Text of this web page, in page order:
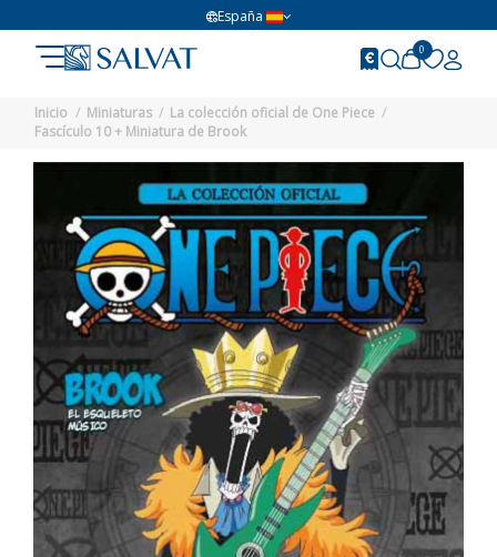
España
0
Inicio Miniaturas
La colección oficial de One Piece
Fascículo 10 + Miniatura de Brook